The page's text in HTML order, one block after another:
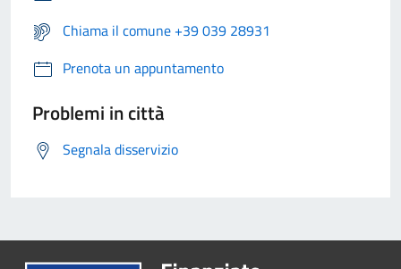
Chiama il comune +39 039 28931
Prenota un appuntamento
Problemi in città
Segnala disservizio